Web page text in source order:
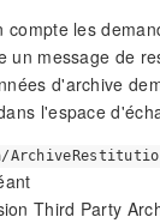
compte les
un message de
d'archive
l'espace
Third Party